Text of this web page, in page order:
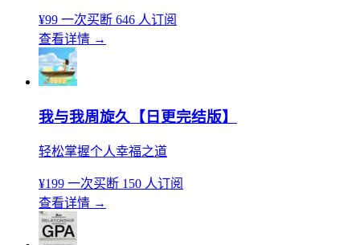
¥99 一次买断 646 人订阅
查看详情 →
我与我周旋久【日更完结版】
轻松掌握个人幸福之道
¥199 一次买断 150 人订阅
查看详情 →